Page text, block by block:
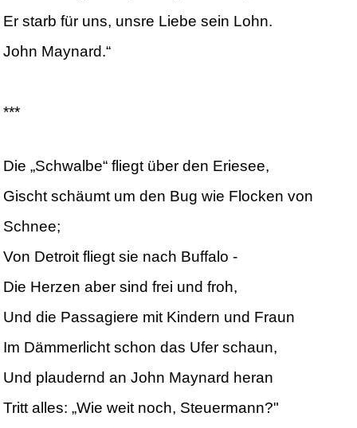
Er starb für uns, unsre Liebe sein Lohn.
John Maynard.“
***
Die „Schwalbe“ fliegt über den Eriesee,
Gischt schäumt um den Bug wie Flocken von
Schnee;
Von Detroit fliegt sie nach Buffalo -
Die Herzen aber sind frei und froh,
Und die Passagiere mit Kindern und Fraun
Im Dämmerlicht schon das Ufer schaun,
Und plaudernd an John Maynard heran
Tritt alles: „Wie weit noch, Steuermann?"